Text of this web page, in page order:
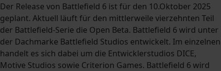
Der Release von Battlefield 6 ist für den 10.Oktober 2025
geplant. Aktuell läuft für den mittlerweile vierzehnten Teil
der Battlefield-Serie die Open Beta. Battlefield 6 wird unter
der Dachmarke Battlefield Studios entwickelt. Im einzelnen
handelt es sich dabei um die Entwicklerstudios DICE,
Motive Studios sowie Criterion Games. Battlefield 6 wird